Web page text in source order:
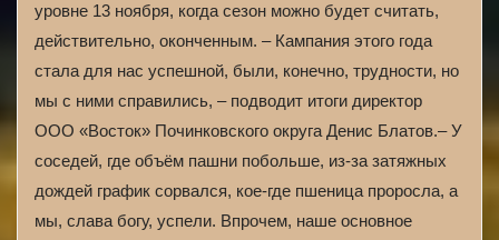
уровне 13 ноября, когда сезон можно будет считать,
действительно, оконченным. – Кампания этого года
стала для нас успешной, были, конечно, трудности, но
мы с ними справились, – подводит итоги директор
ООО «Восток» Починковского округа Денис Блатов.– У
соседей, где объём пашни побольше, из-за затяжных
дождей график сорвался, кое-где пшеница проросла, а
мы, слава богу, успели. Впрочем, наше основное